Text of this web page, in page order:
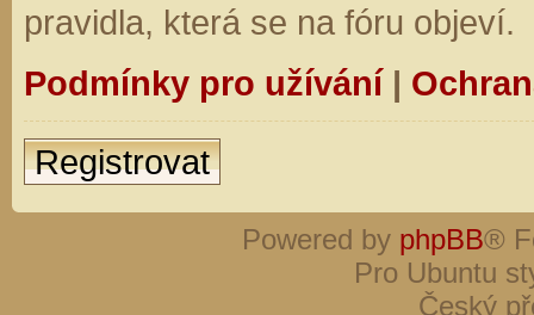
pravidla, která se na fóru objeví.
Podmínky pro užívání|
Registrovat
Powered by phpBB®
Pro Ubuntu
Český